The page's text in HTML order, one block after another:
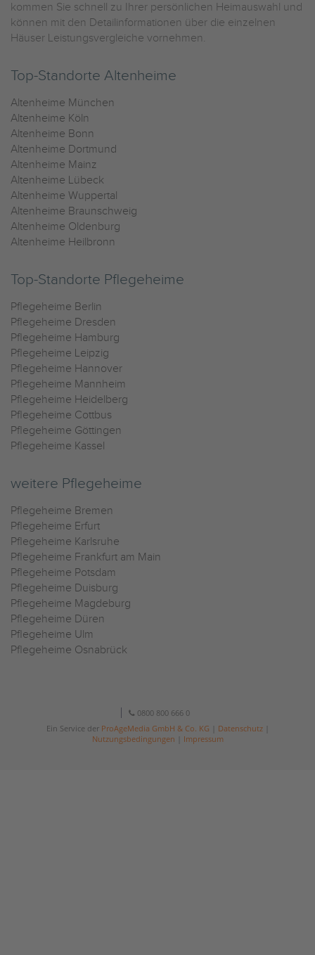
kommen Sie schnell zu Ihrer persönlichen Heimauswahl und
können mit den Detailinformationen über die einzelnen
Häuser Leistungsvergleiche vornehmen.
Top-Standorte Altenheime
Altenheime München
Altenheime Köln
Altenheime Bonn
Altenheime Dortmund
Altenheime Mainz
Altenheime Lübeck
Altenheime Wuppertal
Altenheime Braunschweig
Altenheime Oldenburg
Altenheime Heilbronn
Top-Standorte Pflegeheime
Pflegeheime Berlin
Pflegeheime Dresden
Pflegeheime Hamburg
Pflegeheime Leipzig
Pflegeheime Hannover
Pflegeheime Mannheim
Pflegeheime Heidelberg
Pflegeheime Cottbus
Pflegeheime Göttingen
Pflegeheime Kassel
weitere Pflegeheime
Pflegeheime Bremen
Pflegeheime Erfurt
Pflegeheime Karlsruhe
Pflegeheime Frankfurt am Main
Pflegeheime Potsdam
Pflegeheime Duisburg
Pflegeheime Magdeburg
Pflegeheime Düren
Pflegeheime Ulm
Pflegeheime Osnabrück
0800 800 666 0
Ein Service der ProAgeMedia GmbH & Co. KG Datenschutz|
Nutzungsbedingungen
Impressum